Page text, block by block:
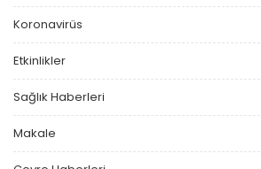
Koronavirüs
Etkinlikler
Sağlık Haberleri
Makale